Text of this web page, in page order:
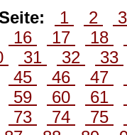
1 2
16
17 18
31 32
33
45
46 47
59
60 61
73
74 75